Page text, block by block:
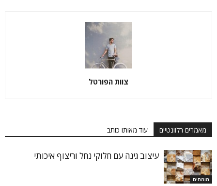
צוות הפורטל
מאמרים רלוונטיים עוד מאותו כותב
מומחים
עיצוב גינה עם חלוקי נחל וריצוף איכותי